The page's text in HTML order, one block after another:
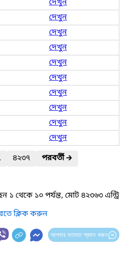
দেখুন
দেখুন
দেখুন
দেখুন
দেখুন
দেখুন
দেখুন
দেখুন
দেখুন
দেখুন
৪২৩৭ পরবর্তী🡲
১ থেকে ১০ পর্যন্ত, মোট ৪২৩৬৩ এন্ট্রি
ক্লিক করুন
আপনার মতামত প্রদান করুন